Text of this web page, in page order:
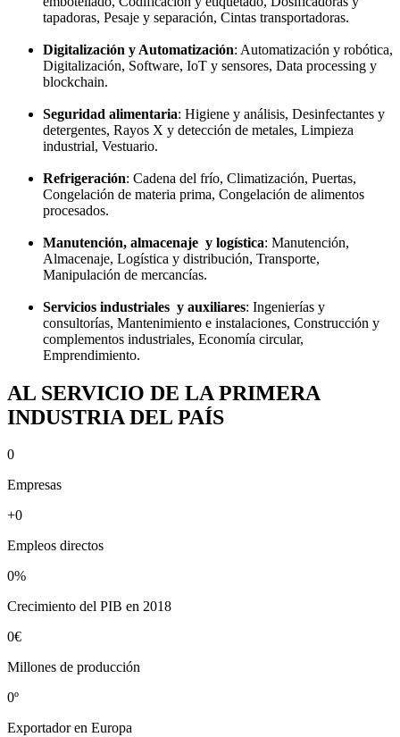
tapadoras, Pesaje y separación, Cintas transportadoras.
Digitalización y Automatización: Automatización y robótica,
Digitalización, Software, IoT y sensores, Data processing y
blockchain.
Seguridad alimentaria: Higiene y análisis, Desinfectantes y
detergentes, Rayos X y detección de metales, Limpieza
industrial, Vestuario.
Refrigeración: Cadena del frío, Climatización, Puertas,
Congelación de materia prima, Congelación de alimentos
procesados.
Manutención, almacenaje y logística: Manutención,
Almacenaje, Logística y distribución, Transporte,
Manipulación de mercancías.
Servicios industriales y auxiliares: Ingenierías y
consultorías, Mantenimiento e instalaciones, Construcción y
complementos industriales, Economía circular,
Emprendimiento.
AL SERVICIO DE LA PRIMERA
INDUSTRIA DEL PAÍS
0
Empresas
+0
Empleos directos
0%
Crecimiento del PIB en 2018
0€
Millones de producción
0º
Exportador en Europa